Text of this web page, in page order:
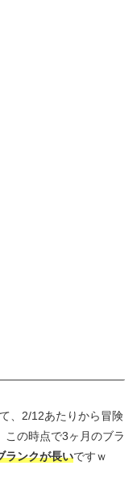
、2/12あたりから冒険
この時点で3ヶ月のブラ
ランクが長いですｗ